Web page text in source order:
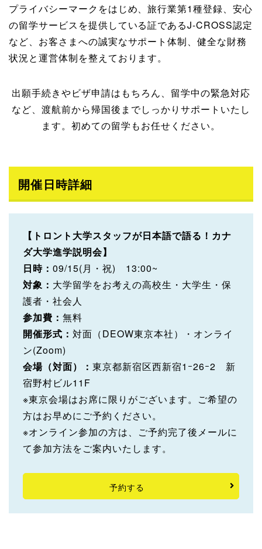
プライバシーマークをはじめ、旅行業第1種登録、安心
の留学サービスを提供している証であるJ-CROSS認定
など、お客さまへの誠実なサポート体制、健全な財務
状況と運営体制を整えております。
出願手続きやビザ申請はもちろん、留学中の緊急対応
など、渡航前から帰国後までしっかりサポートいたし
ます。初めての留学もお任せください。
開催日時詳細
【トロント大学スタッフが日本語で語る！カナ
ダ大学進学説明会】
日時： 09/15(月・祝) 13:00~
対象： 大学留学をお考えの高校生・大学生・保
護者・社会人
参加費： 無料
開催形式： 対面（DEOW東京本社）・オンライ
ン(Zoom)
会場（対面）： 東京都新宿区西新宿1ｰ26ｰ2 新
宿野村ビル11F
※東京会場はお席に限りがございます。ご希望の
方はお早めにご予約ください。
※オンライン参加の方は、ご予約完了後メールに
て参加方法をご案内いたします。
予約する